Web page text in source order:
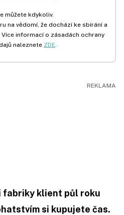
můžete kdykoliv.
na vědomí, že dochází ke sbírání a
informací o zásadách ochrany
naleznete ZDE.
fabriky klient půl roku
si kupujete čas.